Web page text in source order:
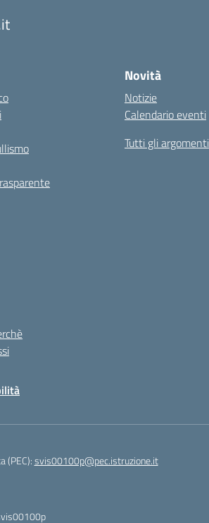
Novità
Notizie
Calendario eventi
Tutti gli argomenti
(PEC):svis00100p@pec.istruzione.it